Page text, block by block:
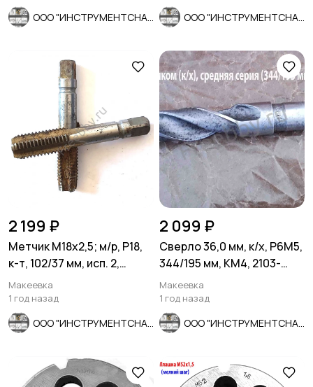
2 199 ₽
Метчик М18х2,5; м/р, Р18,
к-т, 102/37 мм, исп. 2,
основной шаг, СССР.
Макеевка
1 год назад
2 099 ₽
Сверло 36,0 мм, к/х, Р6М5,
344/195 мм, КМ4, 2103-
3696, ГОСТ 10903-77.
Макеевка
1 год назад